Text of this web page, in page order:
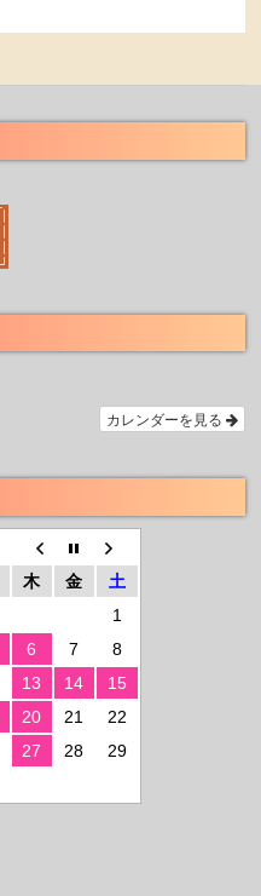
カレンダーを見る
木 金
土
1
6 7
8
13 14
15
20 21
22
27 28
29